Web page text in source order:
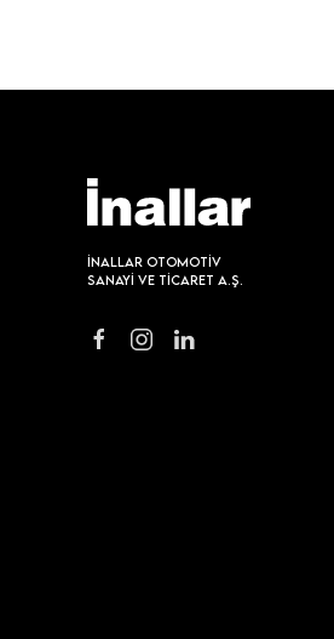
İNALLAR OTOMOTİV
SANAYİ VE TİCARET A.Ş.